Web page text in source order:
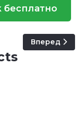
бесплатно
2 Следующий:
Вперед